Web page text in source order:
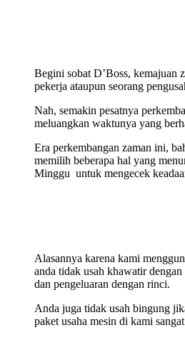
Begini sobat D’Boss, kemajuan
pekerja ataupun seorang
Nah, semakin pesatnya
meluangkan waktunya yang
Era perkembangan zaman ini,
memilih beberapa hal yang
Minggu untuk mengecek
Alasannya karena kami
anda tidak usah khawatir
dan pengeluaran dengan rinci.
Anda juga tidak usah bingung
paket usaha mesin di kami